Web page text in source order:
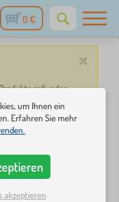
0 €
×
gefunden.
/ Tücher a Schals
um Ihnen ein
Erfahren Sie mehr
akzeptieren